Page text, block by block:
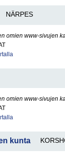
NÄRPES
omien www-sivujen
omien www-sivujen
kunta